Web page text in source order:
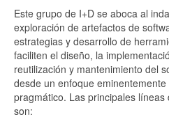
Este grupo de I+D se aboca al
exploración de artefactos de
estrategias y desarrollo de
faciliten el diseño, la
reutilización y mantenimiento del
desde un enfoque eminentemente
pragmático. Las principales líneas
son: